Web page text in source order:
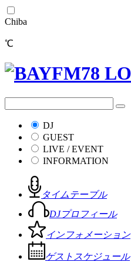
Chiba
℃
DJ
GUEST
LIVE / EVENT
INFORMATION
タイムテーブル
DJプロフィール
インフォメーション
ゲストスケジュール